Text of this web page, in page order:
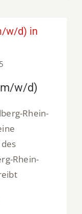
w/d) in
w/d)
Rhein-
Rhein-